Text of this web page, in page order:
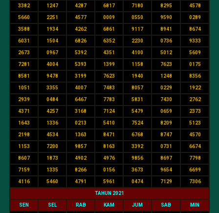
3382 1247 4287 6817 7180 8295 4578
5660 2251 4577 0009 0550 9590 0289
3588 1934 4262 6861 9117 8941 8674
6031 1504 6826 6352 2230 0736 9333
2673 0967 5392 4351 4100 5012 5609
7281 4004 5393 1399 1158 7623 0175
8581 9478 3199 7623 1940 1248 8356
1051 3355 4007 7483 8057 0229 1922
2939 0484 6467 7783 5831 7430 2762
4371 4257 3168 7124 5479 0659 2373
1643 1336 0213 5410 7524 8209 5123
2198 4534 1363 8471 6768 8747 4570
1153 7200 9857 8163 3392 0731 6674
8607 1873 4902 4976 9856 8697 7798
7159 1335 8266 0156 3673 9654 6699
4116 5460 4791 5961 0474 7129 7306
TAHUN 2021
SEN SEL RAB KAM JUM SAB MIN